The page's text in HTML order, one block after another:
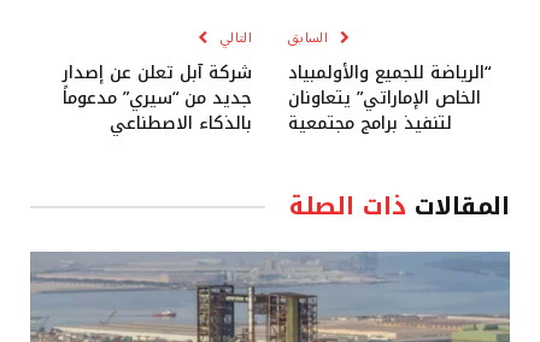
السابق
“الرياضة للجميع والأولمبياد
الخاص الإماراتي” يتعاونان
لتنفيذ برامج مجتمعية
التالي
شركة آبل تعلن عن إصدار
جديد من “سيري” مدعوماً
بالذكاء الاصطناعي
المقالات ذات الصلة